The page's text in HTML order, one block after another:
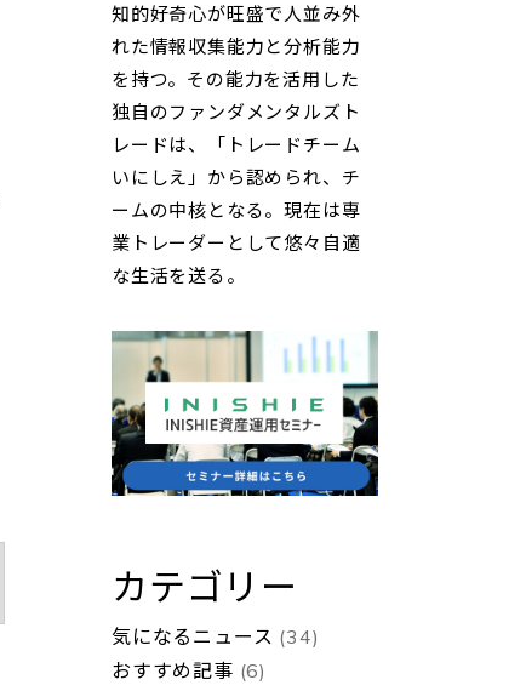
知的好奇心が旺盛で人並み外
れた情報収集能力と分析能力
を持つ。その能力を活用した
独自のファンダメンタルズト
レードは、「トレードチーム
いにしえ」から認められ、チ
ームの中核となる。現在は専
業トレーダーとして悠々自適
な生活を送る。
カテゴリー
気になるニュース (34)
おすすめ記事 (6)